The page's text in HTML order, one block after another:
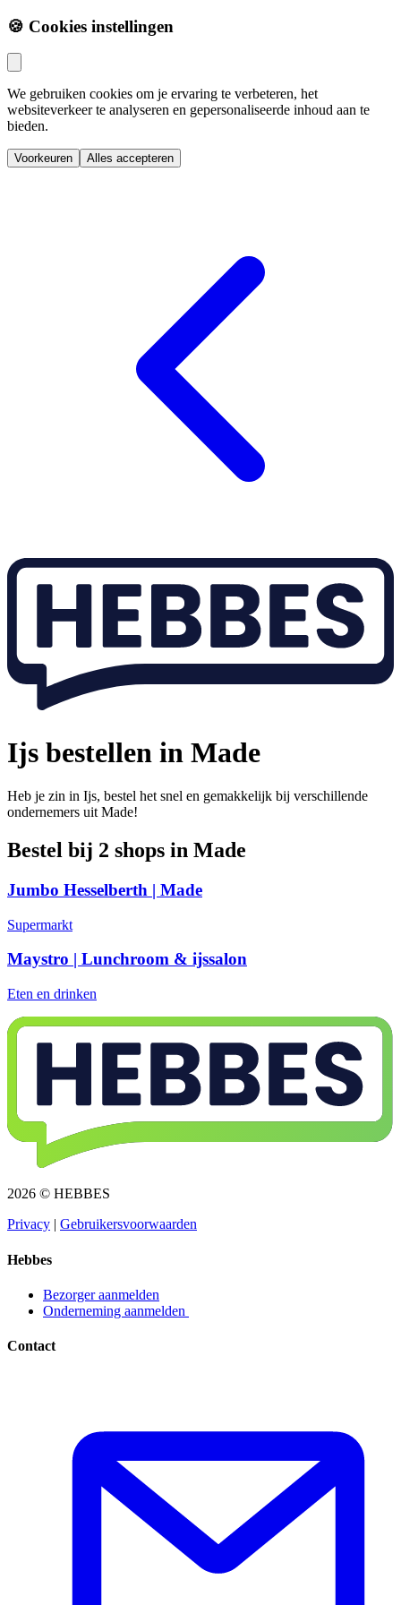
🍪 Cookies instellingen
We gebruiken cookies om je ervaring te verbeteren, het
websiteverkeer te analyseren en gepersonaliseerde inhoud aan te
bieden.
Voorkeuren Alles accepteren
Ijs bestellen in Made
Heb je zin in Ijs, bestel het snel en gemakkelijk bij verschillende
ondernemers uit Made!
Bestel bij 2 shops in Made
Jumbo Hesselberth | Made
Supermarkt
Maystro | Lunchroom & ijssalon
Eten en drinken
2026 © HEBBES
Privacy​​​​‌ ‍ ​‍​‍‌‍ ‌ ​‍‌‍‍‌‌‍‌ ‌‍‍‌‌‍ ‍​‍​‍​ ‍‍​‍​‍‌ ​ ‌‍​‌‌‍ ‍‌‍‍‌‌ ‌​‌ ‍‌​‍ ‍‌‍‍‌‌‍ ​‍​‍​‍ ​​‍​‍‌‍‍​‌ ​‍‌‍‌‌‌‍‌‍​‍​‍​ ‍‍​‍​‍‌‍‍​‌ ‌​‌ ‌​‌ ​​​ ‍‍​‍ ​‍ ‌‍ ​‌‍ ‌‍​ ‌‍​‌‌‍ ​‌‍‍​‌‍ ‌ ​ ‌ ‌​​ ‍‍​ ​ ​ ​ ​ ​ ​ ​ ​‍ ‌‍‍‌‌‍ ‍‌ ‌​‌‍‌‌‌‍ ‍‌ ‌​​‍ ‌‍‌‌‌‍‌​‌‍‍‌‌ ‌​​‍ ‌‍ ‌‌‍ ‌‍‌​‌‍‌‌​ ‌‌ ​​‌ ​‍‌‍‌‌‌ ​ ‌‍‌‌‌‍ ‍‌ ‌​‌‍​‌‌ ‌​‌‍‍‌‌‍ ‌‍ ‍​ ‍ ‌‍‍‌‌‍‌​​ ‌‌‍‌ ‌‍ ​‌‍ ‌‍​‍‌‍​‌‌‍ ​​ ‍ ‌ ‌​‌ ‍‌‌ ​​‌‍‌‌​ ‌‌‍‌ ‌‍ ​‌‍ ‌‍​‍‌‍​‌‌‍ ​​ ‍ ‌ ​​‌‍​‌‌ ‌​‌‍‍​​ ‌‌‍‌‍‌‍ ‌‍ ‌ ‌​‌‍‌‌‌ ​‍​‍ ‍‌‍ ​‌‍‌‌‌‍‌ ‌‍​‌‌‍ ​​‍‌‌​ ‌‌‌​​‍‌‌ ‌‍‍ ‌‍‌‌‌ ‍‌​‍‌‌​ ​ ‌​‌​​‍‌‌​ ​ ‌​‌​​‍‌‌​ ​‍​ ​‍​ ​‌​ ‍​‌‍‌‌​ ‌‍‌‍‌​‌‍‌‌‌‍‌‌​ ‌‍​ ​ ​ ‍‌​ ‌‌​ ‌​​‍‌‌​ ​‍​ ​‍​‍‌‌​ ‌‌‌​‌​​‍ ‍‌‍ ​‌‍​‌‌‍​‍‌‍‌‌‌‍ ​​ ‌‍​‍‌‍​‌‌ ​ ‌‍‌‌‌‌‌‌‌ ​‍‌‍ ​​ ‌‌‍‍​‌ ‌​‌ ‌​‌ ​​​‍‌‌​ ​ ‌​​‌​‍‌‌​ ​‍‌​‌‍​‍‌‌​ ​‍‌​‌‍‌‍ ​‌‍ ‌‍​ ‌‍​‌‌‍ ​‌‍‍​‌‍ ‌ ​ ‌ ‌​​‍‌‌​ ​ ‌​​‌​ ​ ​ ​ ​ ​ ​ ​ ​‍‌‍‌‍‍‌‌‍‌​​ ‌‌‍‌ ‌‍ ​‌‍ ‌‍​‍‌‍​‌‌‍ ​​‍‌‍‌ ‌​‌ ‍‌‌ ​​‌‍‌‌​ ‌‌‍‌ ‌‍ ​‌‍ ‌‍​‍‌‍​‌‌‍ ​​‍‌‍‌ ​​‌‍​‌‌ ‌​‌‍‍​​ ‌‌‍‌‍‌‍ ‌‍ ‌ ‌​‌‍‌‌‌ ​‍​‍ ‍‌‍ ​‌‍‌‌‌‍‌ ‌‍​‌‌‍ ​​‍‌‌​ ‌‌‌​​‍‌‌ ‌‍‍ ‌‍‌‌‌ ‍‌​‍‌‌​ ​ ‌​‌​​‍‌‌​ ​ ‌​‌​​‍‌‌​ ​‍​ ​‍​ ​‌​ ‍​‌‍‌‌​ ‌‍‌‍‌​‌‍‌‌‌‍‌‌​ ‌‍​ ​ ​ ‍‌​ ‌‌​ ‌​​‍‌‌​ ​‍​ ​‍​‍‌‌​ ‌‌‌​‌​​‍ ‍‌‍ ​‌‍​‌‌‍​‍‌‍‌‌‌‍ ​​‍‌‍‌ ​​‌‍‌‌‌ ​‍‌ ​ ‌ ​​‌‍‌‌‌‍​ ‌ ‌​‌‍‍‌‌ ‌‍‌‍‌‌​ ‌‌ ​​‌ ‌‌‌‍​‍‌‍ ​‌‍‍‌‌ ​ ‌‍‍​‌‍‌‌‌‍‌​​‍​‍‌ ‌ | Gebruikersvoorwaarden​​​​‌ ‍ ​‍​‍‌‍ ‌ ​‍‌‍‍‌‌‍‌ ‌‍‍‌‌‍ ‍​‍​‍​ ‍‍​‍​‍‌ ​ ‌‍​‌‌‍ ‍‌‍‍‌‌ ‌​‌ ‍‌​‍ ‍‌‍‍‌‌‍ ​‍​‍​‍ ​​‍​‍‌‍‍​‌ ​‍‌‍‌‌‌‍‌‍​‍​‍​ ‍‍​‍​‍‌‍‍​‌ ‌​‌ ‌​‌ ​​​ ‍‍​‍ ​‍ ‌‍ ​‌‍ ‌‍​ ‌‍​‌‌‍ ​‌‍‍​‌‍ ‌ ​ ‌ ‌​​ ‍‍​ ​ ​ ​ ​ ​ ​ ​ ​‍ ‌‍‍‌‌‍ ‍‌ ‌​‌‍‌‌‌‍ ‍‌ ‌​​‍ ‌‍‌‌‌‍‌​‌‍‍‌‌ ‌​​‍ ‌‍ ‌‌‍ ‌‍‌​‌‍‌‌​ ‌‌ ​​‌ ​‍‌‍‌‌‌ ​ ‌‍‌‌‌‍ ‍‌ ‌​‌‍​‌‌ ‌​‌‍‍‌‌‍ ‌‍ ‍​ ‍ ‌‍‍‌‌‍‌​​ ‌‌‍‌ ‌‍ ​‌‍ ‌‍​‍‌‍​‌‌‍ ​​ ‍ ‌ ‌​‌ ‍‌‌ ​​‌‍‌‌​ ‌‌‍‌ ‌‍ ​‌‍ ‌‍​‍‌‍​‌‌‍ ​​ ‍ ‌ ​​‌‍​‌‌ ‌​‌‍‍​​ ‌‌‍‌‍‌‍ ‌‍ ‌ ‌​‌‍‌‌‌ ​‍​‍ ‍‌‍ ​‌‍‌‌‌‍‌ ‌‍​‌‌‍ ​​‍‌‌​ ‌‌‌​​‍‌‌ ‌‍‍ ‌‍‌‌‌ ‍‌​‍‌‌​ ​ ‌​‌​​‍‌‌​ ​ ‌​‌​​‍‌‌​ ​‍​ ​‍​ ​​‌‍​ ‌‍‌‍​ ‌‍​ ‌​‌‍‌​​ ​ ‌‍‌‌​ ​ ​ ​‌​ ‍‌​ ​‍​‍‌‌​ ​‍​ ​‍​‍‌‌​ ‌‌‌​‌​​‍ ‍‌‍ ​‌‍​‌‌‍​‍‌‍‌‌‌‍ ​​ ‌‍​‍‌‍​‌‌ ​ ‌‍‌‌‌‌‌‌‌ ​‍‌‍ ​​ ‌‌‍‍​‌ ‌​‌ ‌​‌ ​​​‍‌‌​ ​ ‌​​‌​‍‌‌​ ​‍‌​‌‍​‍‌‌​ ​‍‌​‌‍‌‍ ​‌‍ ‌‍​ ‌‍​‌‌‍ ​‌‍‍​‌‍ ‌ ​ ‌ ‌​​‍‌‌​ ​ ‌​​‌​ ​ ​ ​ ​ ​ ​ ​ ​‍‌‍‌‍‍‌‌‍‌​​ ‌‌‍‌ ‌‍ ​‌‍ ‌‍​‍‌‍​‌‌‍ ​​‍‌‍‌ ‌​‌ ‍‌‌ ​​‌‍‌‌​ ‌‌‍‌ ‌‍ ​‌‍ ‌‍​‍‌‍​‌‌‍ ​​‍‌‍‌ ​​‌‍​‌‌ ‌​‌‍‍​​ ‌‌‍‌‍‌‍ ‌‍ ‌ ‌​‌‍‌‌‌ ​‍​‍ ‍‌‍ ​‌‍‌‌‌‍‌ ‌‍​‌‌‍ ​​‍‌‌​ ‌‌‌​​‍‌‌ ‌‍‍ ‌‍‌‌‌ ‍‌​‍‌‌​ ​ ‌​‌​​‍‌‌​ ​ ‌​‌​​‍‌‌​ ​‍​ ​‍​ ​​‌‍​ ‌‍‌‍​ ‌‍​ ‌​‌‍‌​​ ​ ‌‍‌‌​ ​ ​ ​‌​ ‍‌​ ​‍​‍‌‌​ ​‍​ ​‍​‍‌‌​ ‌‌‌​‌​​‍ ‍‌‍ ​‌‍​‌‌‍​‍‌‍‌‌‌‍ ​​‍‌‍‌ ​​‌‍‌‌‌ ​‍‌ ​ ‌ ​​‌‍‌‌‌‍​ ‌ ‌​‌‍‍‌‌ ‌‍‌‍‌‌​ ‌‌ ​​‌ ‌‌‌‍​‍‌‍ ​‌‍‍‌‌ ​ ‌‍‍​‌‍‌‌‌‍‌​​‍​‍‌ ‌
Hebbes
Bezorger aanmelden​​​​‌ ‍ ​‍​‍‌‍ ‌ ​‍‌‍‍‌‌‍‌ ‌‍‍‌‌‍ ‍​‍​‍​ ‍‍​‍​‍‌ ​ ‌‍​‌‌‍ ‍‌‍‍‌‌ ‌​‌ ‍‌​‍ ‍‌‍‍‌‌‍ ​‍​‍​‍ ​​‍​‍‌‍‍​‌ ​‍‌‍‌‌‌‍‌‍​‍​‍​ ‍‍​‍​‍‌‍‍​‌ ‌​‌ ‌​‌ ​​​ ‍‍​‍ ​‍ ‌‍ ​‌‍ ‌‍​ ‌‍​‌‌‍ ​‌‍‍​‌‍ ‌ ​ ‌ ‌​​ ‍‍​ ​ ​ ​ ​ ​ ​ ​ ​‍ ‌‍‍‌‌‍ ‍‌ ‌​‌‍‌‌‌‍ ‍‌ ‌​​‍ ‌‍‌‌‌‍‌​‌‍‍‌‌ ‌​​‍ ‌‍ ‌‌‍ ‌‍‌​‌‍‌‌​ ‌‌ ​​‌ ​‍‌‍‌‌‌ ​ ‌‍‌‌‌‍ ‍‌ ‌​‌‍​‌‌ ‌​‌‍‍‌‌‍ ‌‍ ‍​ ‍ ‌‍‍‌‌‍‌​​ ‌‌‍‌ ‌‍ ​‌‍ ‌‍​‍‌‍​‌‌‍ ​​ ‍ ‌ ‌​‌ ‍‌‌ ​​‌‍‌‌​ ‌‌‍‌ ‌‍ ​‌‍ ‌‍​‍‌‍​‌‌‍ ​​ ‍ ‌ ​​‌‍​‌‌ ‌​‌‍‍​​ ‌‌‍‌‍‌‍ ‌‍ ‌ ‌​‌‍‌‌‌ ​‍​‍ ‍‌ ​​‌‍​‌‌‍‌ ‌‍‌‌‌ ​ ​‍‌‌​ ‌‌‌​​‍‌‌ ‌‍‍ ‌‍‌‌‌ ‍‌​‍‌‌​ ​ ‌​‌​​‍‌‌​ ​ ‌​‌​​‍‌‌​ ​‍​ ​‍​ ‌ ​ ​‌‌‍​‍‌‍​ ​ ‌‌​ ‌ ​ ​‌​ ​‍​ ‌​​ ​​‌‍‌‌​ ‍‌​‍‌‌​ ​‍​ ​‍​‍‌‌​ ‌‌‌​‌​​‍ ‍‌‍ ​‌‍​‌‌‍​‍‌‍‌‌‌‍ ​​ ‌‍​‍‌‍​‌‌ ​ ‌‍‌‌‌‌‌‌‌ ​‍‌‍ ​​ ‌‌‍‍​‌ ‌​‌ ‌​‌ ​​​‍‌‌​ ​ ‌​​‌​‍‌‌​ ​‍‌​‌‍​‍‌‌​ ​‍‌​‌‍‌‍ ​‌‍ ‌‍​ ‌‍​‌‌‍ ​‌‍‍​‌‍ ‌ ​ ‌ ‌​​‍‌‌​ ​ ‌​​‌​ ​ ​ ​ ​ ​ ​ ​ ​‍‌‍‌‍‍‌‌‍‌​​ ‌‌‍‌ ‌‍ ​‌‍ ‌‍​‍‌‍​‌‌‍ ​​‍‌‍‌ ‌​‌ ‍‌‌ ​​‌‍‌‌​ ‌‌‍‌ ‌‍ ​‌‍ ‌‍​‍‌‍​‌‌‍ ​​‍‌‍‌ ​​‌‍​‌‌ ‌​‌‍‍​​ ‌‌‍‌‍‌‍ ‌‍ ‌ ‌​‌‍‌‌‌ ​‍​‍ ‍‌ ​​‌‍​‌‌‍‌ ‌‍‌‌‌ ​ ​‍‌‌​ ‌‌‌​​‍‌‌ ‌‍‍ ‌‍‌‌‌ ‍‌​‍‌‌​ ​ ‌​‌​​‍‌‌​ ​ ‌​‌​​‍‌‌​ ​‍​ ​‍​ ‌ ​ ​‌‌‍​‍‌‍​ ​ ‌‌​ ‌ ​ ​‌​ ​‍​ ‌​​ ​​‌‍‌‌​ ‍‌​‍‌‌​ ​‍​ ​‍​‍‌‌​ ‌‌‌​‌​​‍ ‍‌‍ ​‌‍​‌‌‍​‍‌‍‌‌‌‍ ​​‍‌‍‌ ​​‌‍‌‌‌ ​‍‌ ​ ‌ ​​‌‍‌‌‌‍​ ‌ ‌​‌‍‍‌‌ ‌‍‌‍‌‌​ ‌‌ ​​‌ ‌‌‌‍​‍‌‍ ​‌‍‍‌‌ ​ ‌‍‍​‌‍‌‌‌‍‌​​‍​‍‌ ‌
Onderneming aanmelden ​​​​‌ ‍ ​‍​‍‌‍ ‌ ​‍‌‍‍‌‌‍‌ ‌‍‍‌‌‍ ‍​‍​‍​ ‍‍​‍​‍‌ ​ ‌‍​‌‌‍ ‍‌‍‍‌‌ ‌​‌ ‍‌​‍ ‍‌‍‍‌‌‍ ​‍​‍​‍ ​​‍​‍‌‍‍​‌ ​‍‌‍‌‌‌‍‌‍​‍​‍​ ‍‍​‍​‍‌‍‍​‌ ‌​‌ ‌​‌ ​​​ ‍‍​‍ ​‍ ‌‍ ​‌‍ ‌‍​ ‌‍​‌‌‍ ​‌‍‍​‌‍ ‌ ​ ‌ ‌​​ ‍‍​ ​ ​ ​ ​ ​ ​ ​ ​‍ ‌‍‍‌‌‍ ‍‌ ‌​‌‍‌‌‌‍ ‍‌ ‌​​‍ ‌‍‌‌‌‍‌​‌‍‍‌‌ ‌​​‍ ‌‍ ‌‌‍ ‌‍‌​‌‍‌‌​ ‌‌ ​​‌ ​‍‌‍‌‌‌ ​ ‌‍‌‌‌‍ ‍‌ ‌​‌‍​‌‌ ‌​‌‍‍‌‌‍ ‌‍ ‍​ ‍ ‌‍‍‌‌‍‌​​ ‌‌‍‌ ‌‍ ​‌‍ ‌‍​‍‌‍​‌‌‍ ​​ ‍ ‌ ‌​‌ ‍‌‌ ​​‌‍‌‌​ ‌‌‍‌ ‌‍ ​‌‍ ‌‍​‍‌‍​‌‌‍ ​​ ‍ ‌ ​​‌‍​‌‌ ‌​‌‍‍​​ ‌‌‍‌‍‌‍ ‌‍ ‌ ‌​‌‍‌‌‌ ​‍​‍ ‍‌ ​​‌‍​‌‌‍‌ ‌‍‌‌‌ ​ ​‍‌‌​ ‌‌‌​​‍‌‌ ‌‍‍ ‌‍‌‌‌ ‍‌​‍‌‌​ ​ ‌​‌​​‍‌‌​ ​ ‌​‌​​‍‌‌​ ​‍​ ​‍​ ‌ ​ ‌ ​ ‍‌​ ​ ​ ​‌‌‍​ ‌‍​‌​ ‌‍​ ​‌‌‍​‍​ ‌‍‌‍​ ​‍‌‌​ ​‍​ ​‍​‍‌‌​ ‌‌‌​‌​​‍ ‍‌‍ ​‌‍​‌‌‍​‍‌‍‌‌‌‍ ​​ ‌‍​‍‌‍​‌‌ ​ ‌‍‌‌‌‌‌‌‌ ​‍‌‍ ​​ ‌‌‍‍​‌ ‌​‌ ‌​‌ ​​​‍‌‌​ ​ ‌​​‌​‍‌‌​ ​‍‌​‌‍​‍‌‌​ ​‍‌​‌‍‌‍ ​‌‍ ‌‍​ ‌‍​‌‌‍ ​‌‍‍​‌‍ ‌ ​ ‌ ‌​​‍‌‌​ ​ ‌​​‌​ ​ ​ ​ ​ ​ ​ ​ ​‍‌‍‌‍‍‌‌‍‌​​ ‌‌‍‌ ‌‍ ​‌‍ ‌‍​‍‌‍​‌‌‍ ​​‍‌‍‌ ‌​‌ ‍‌‌ ​​‌‍‌‌​ ‌‌‍‌ ‌‍ ​‌‍ ‌‍​‍‌‍​‌‌‍ ​​‍‌‍‌ ​​‌‍​‌‌ ‌​‌‍‍​​ ‌‌‍‌‍‌‍ ‌‍ ‌ ‌​‌‍‌‌‌ ​‍​‍ ‍‌ ​​‌‍​‌‌‍‌ ‌‍‌‌‌ ​ ​‍‌‌​ ‌‌‌​​‍‌‌ ‌‍‍ ‌‍‌‌‌ ‍‌​‍‌‌​ ​ ‌​‌​​‍‌‌​ ​ ‌​‌​​‍‌‌​ ​‍​ ​‍​ ‌ ​ ‌ ​ ‍‌​ ​ ​ ​‌‌‍​ ‌‍​‌​ ‌‍​ ​‌‌‍​‍​ ‌‍‌‍​ ​‍‌‌​ ​‍​ ​‍​‍‌‌​ ‌‌‌​‌​​‍ ‍‌‍ ​‌‍​‌‌‍​‍‌‍‌‌‌‍ ​​‍‌‍‌ ​​‌‍‌‌‌ ​‍‌ ​ ‌ ​​‌‍‌‌‌‍​ ‌ ‌​‌‍‍‌‌ ‌‍‌‍‌‌​ ‌‌ ​​‌ ‌‌‌‍​‍‌‍ ​‌‍‍‌‌ ​ ‌‍‍​‌‍‌‌‌‍‌​​‍​‍‌ ‌
Contact